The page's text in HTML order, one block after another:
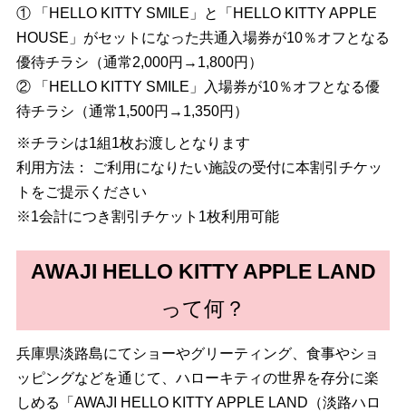
① 「HELLO KITTY SMILE」と「HELLO KITTY APPLE
HOUSE」がセットになった共通入場券が10％オフとなる
優待チラシ（通常2,000円→1,800円）
② 「HELLO KITTY SMILE」入場券が10％オフとなる優
待チラシ（通常1,500円→1,350円）
※チラシは1組1枚お渡しとなります
利用方法： ご利用になりたい施設の受付に本割引チケッ
トをご提示ください
※1会計につき割引チケット1枚利用可能
AWAJI HELLO KITTY APPLE LAND
って何？
兵庫県淡路島にてショーやグリーティング、食事やショ
ッピングなどを通じて、ハローキティの世界を存分に楽
しめる「AWAJI HELLO KITTY APPLE LAND（淡路ハロ